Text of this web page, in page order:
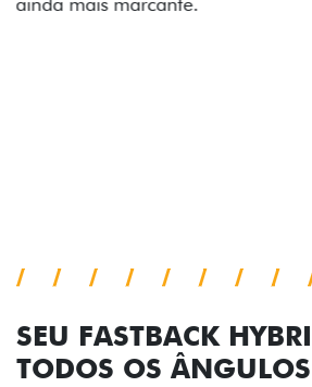
TODOS OS ÂNGULOS